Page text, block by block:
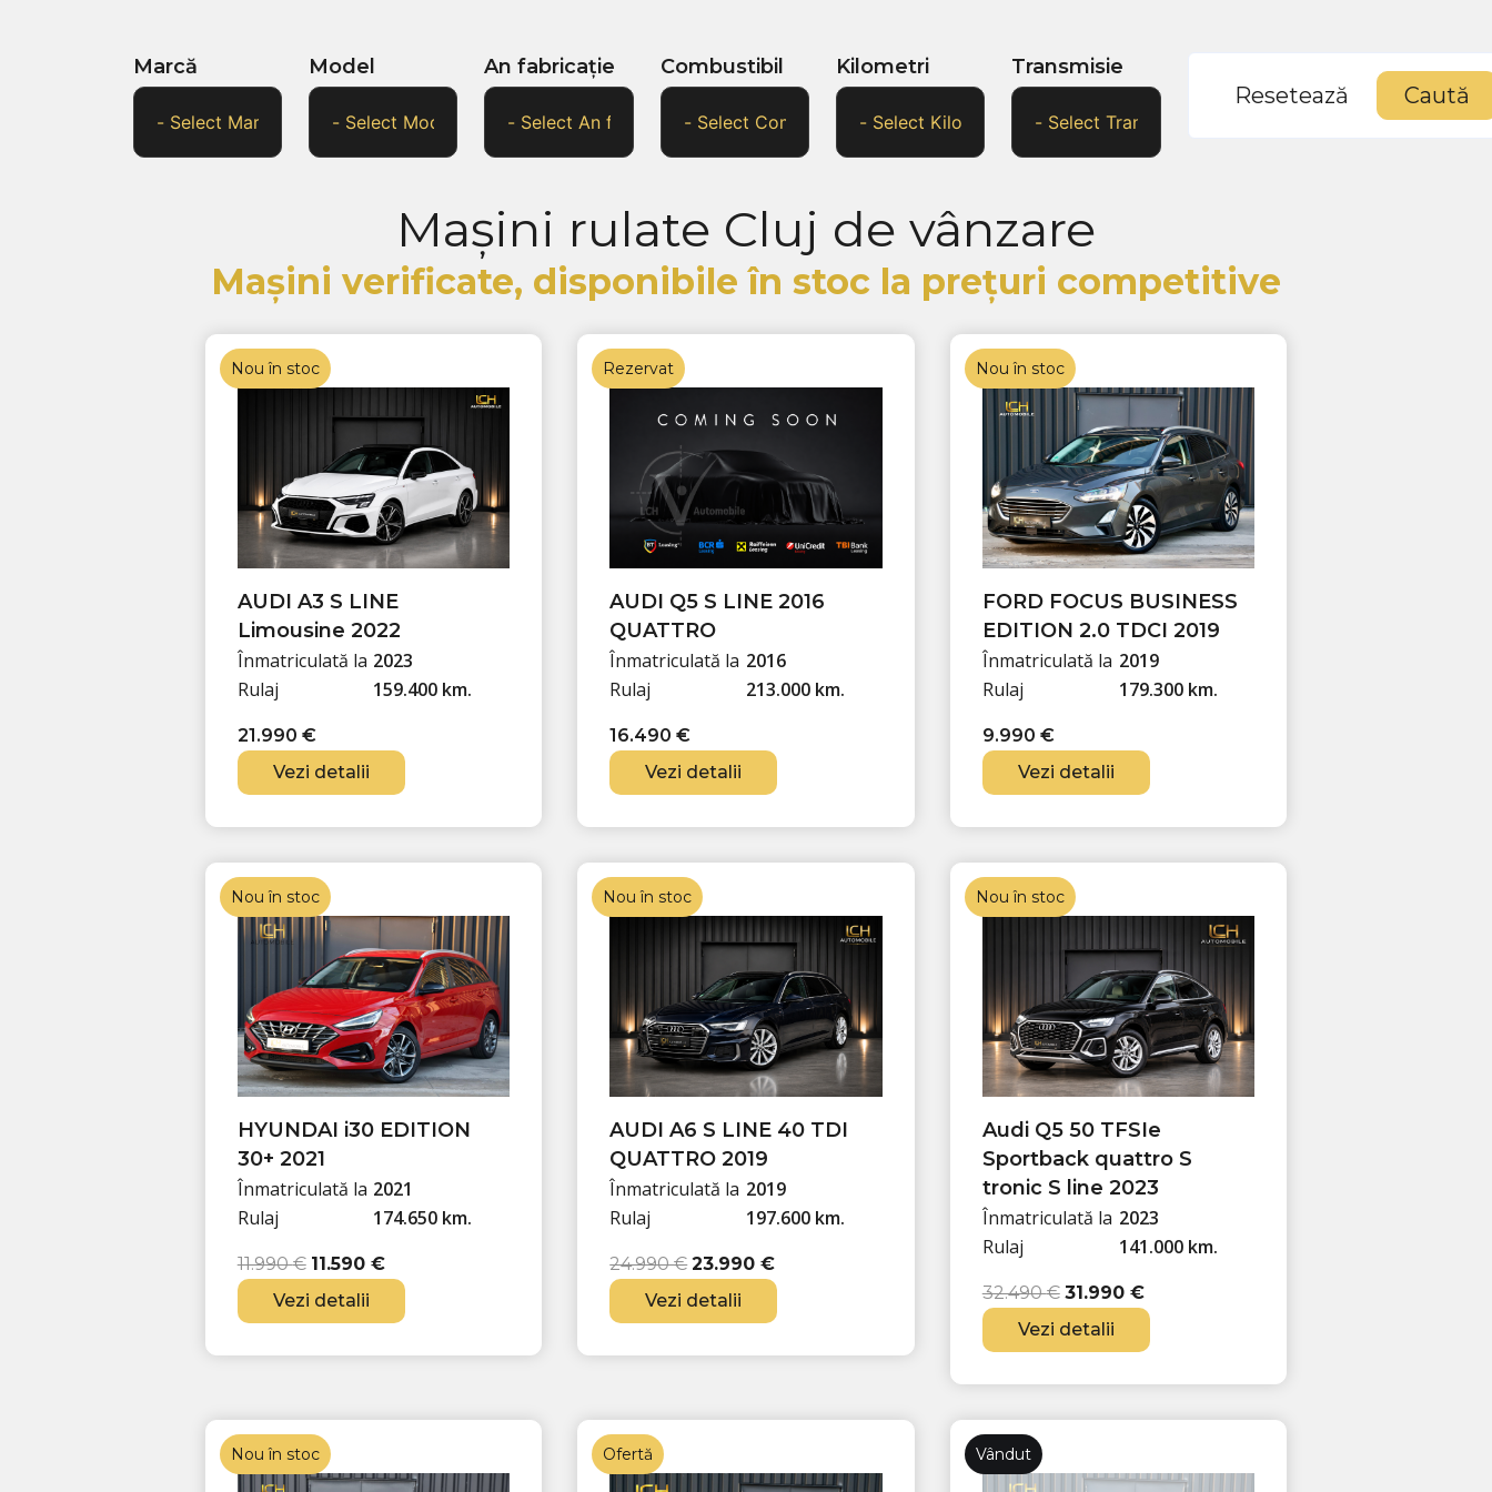
Marcă Model An fabricație Combustibil Kilometri Transmisie
Caută
Resetează
Mașini rulate Cluj de vânzare
Mașini verificate, disponibile în stoc la prețuri competitive
Nou în stoc
AUDI A3 S LINE
Limousine 2022
Înmatriculată la
Rulaj
2023
159.400 km.
21.990 €
Vezi detalii
Rezervat
AUDI Q5 S LINE 2016
QUATTRO
Înmatriculată la
Rulaj
2016
213.000 km.
16.490€
Vezi detalii
Nou în stoc
FORD FOCUS BUSINESS
EDITION 2.0 TDCI 2019
Înmatriculată la
Rulaj
2019
179.300 km.
9.990 €
Vezi detalii
Nou în stoc
HYUNDAI i30 EDITION
30+ 2021
Înmatriculată la
Rulaj
2021
174.650 km.
11.990€r
e
u
i
n
i
11.590 €r
u
c
r
Vezi detalii
Nou în stoc
AUDI A6 S LINE 40 TDI
QUATTRO 2019
Înmatriculată la
Rulaj
2019
197.600 km.
24.990€r
e
u
i
i
23.990€r
u
c
r
Vezi detalii
Nou în stoc
Audi Q5 50 TFSIe
Sportback quattro S
tronic S line 2023
Înmatriculată la
Rulaj
2023
141.000 km.
32.490€r
e
u
l
n
31.990 €r
u
l
u
Vezi detalii
Nou în stoc Ofertă Vândut